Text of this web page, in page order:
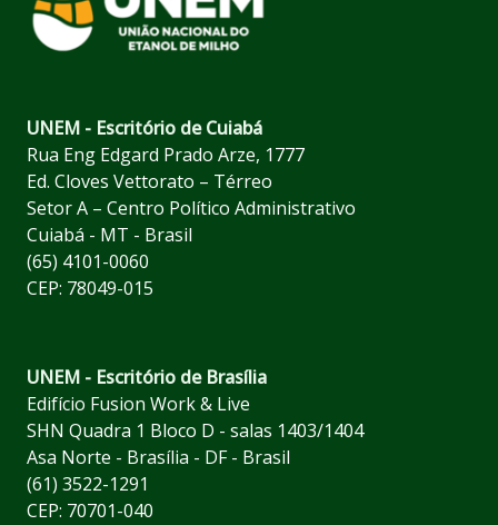
UNEM - Escritório de Cuiabá
Rua Eng Edgard Prado Arze, 1777
Ed. Cloves Vettorato – Térreo
Setor A – Centro Político Administrativo
Cuiabá - MT - Brasil
(65) 4101-0060
CEP: 78049-015
UNEM - Escritório de Brasília
Edifício Fusion Work & Live
SHN Quadra 1 Bloco D - salas 1403/1404
Asa Norte - Brasília - DF - Brasil
(61) 3522-1291
CEP: 70701-040